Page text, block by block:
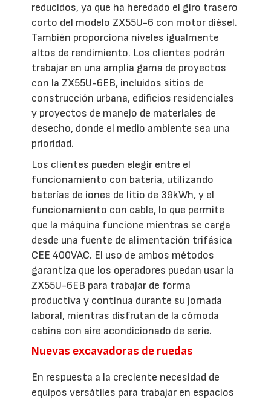
reducidos, ya que ha heredado el giro trasero
corto del modelo ZX55U-6 con motor diésel.
También proporciona niveles igualmente
altos de rendimiento. Los clientes podrán
trabajar en una amplia gama de proyectos
con la ZX55U-6EB, incluidos sitios de
construcción urbana, edificios residenciales
y proyectos de manejo de materiales de
desecho, donde el medio ambiente sea una
prioridad.
Los clientes pueden elegir entre el
funcionamiento con batería, utilizando
baterías de iones de litio de 39kWh, y el
funcionamiento con cable, lo que permite
que la máquina funcione mientras se carga
desde una fuente de alimentación trifásica
CEE 400VAC. El uso de ambos métodos
garantiza que los operadores puedan usar la
ZX55U-6EB para trabajar de forma
productiva y continua durante su jornada
laboral, mientras disfrutan de la cómoda
cabina con aire acondicionado de serie.
Nuevas excavadoras de ruedas
En respuesta a la creciente necesidad de
equipos versátiles para trabajar en espacios